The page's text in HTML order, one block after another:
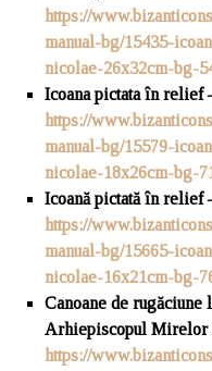
https://
manual-bg/15435-
nicolae-26x32cm-bg-
Icoana pictata în relief
https://
manual-bg/15579-
nicolae-18x26cm-bg-
Icoană pictată în relief
https://
manual-bg/15665-
nicolae-16x21cm-bg-
Canoane de
Arhiepiscopul
https://